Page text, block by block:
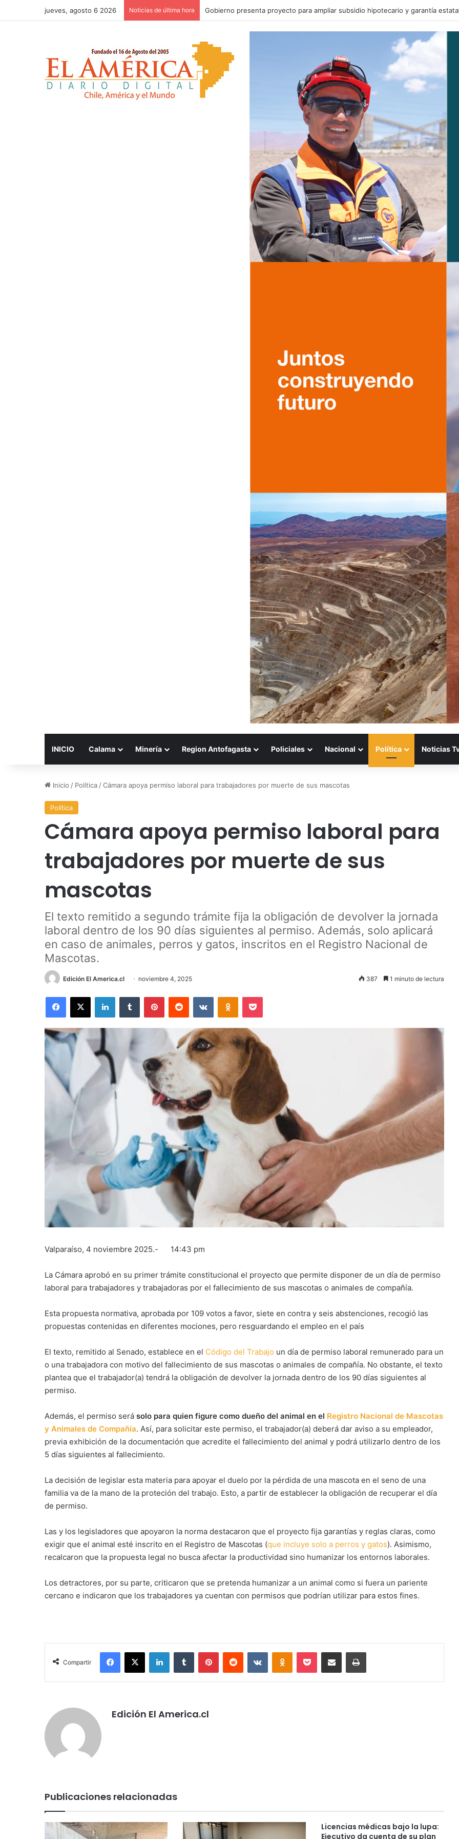
jueves, agosto 6 2026 Noticias de última hora Congreso despacha Plan de Reconstrucción Nacional y Desarrollo Económico y
INICIO Calama Minería Region Antofagasta Policiales Nacional Política Noticias
Inicio / Política /Cámara apoya permiso laboral para trabajadores por muerte de sus mascotas
Política
Cámara apoya permiso laboral para
trabajadores por muerte de sus
mascotas
El texto remitido a segundo trámite fija la obligación de devolver la jornada
laboral dentro de los 90 días siguientes al permiso. Además, solo aplicará
en caso de animales, perros y gatos, inscritos en el Registro Nacional de
Mascotas.
Edición El America.cl noviembre 4, 2025 387 1 minuto de lectura
Facebook
X LinkedInTumblr PinterestReddit VKontakteOdnoklassniki
Pocket
Valparaíso, 4 noviembre 2025.- 14:43 pm
La Cámara aprobó en su primer trámite constitucional el proyecto que permite disponer de un día de permiso
laboral para trabajadores y trabajadoras por el fallecimiento de sus mascotas o animales de compañía.
Esta propuesta normativa, aprobada por 109 votos a favor, siete en contra y seis abstenciones, recogió las
propuestas contenidas en diferentes mociones, pero resguardando el empleo en el país
El texto, remitido al Senado, establece en el Código del Trabajo un día de permiso laboral remunerado para un
o una trabajadora con motivo del fallecimiento de sus mascotas o animales de compañía. No obstante, el texto
plantea que el trabajador(a) tendrá la obligación de devolver la jornada dentro de los 90 días siguientes al
permiso.
Además, el permiso será solo para quien figure como dueño del animal en el Registro Nacional de Mascotas
y Animales de Compañía. Así, para solicitar este permiso, el trabajador(a) deberá dar aviso a su empleador,
previa exhibición de la documentación que acredite el fallecimiento del animal y podrá utilizarlo dentro de los
5 días siguientes al fallecimiento.
La decisión de legislar esta materia para apoyar el duelo por la pérdida de una mascota en el seno de una
familia va de la mano de la proteción del trabajo. Esto, a partir de establecer la obligación de recuperar el día
de permiso.
Las y los legisladores que apoyaron la norma destacaron que el proyecto fija garantías y reglas claras, como
exigir que el animal esté inscrito en el Registro de Mascotas (que incluye solo a perros y gatos). Asimismo,
recalcaron que la propuesta legal no busca afectar la productividad sino humanizar los entornos laborales.
Los detractores, por su parte, criticaron que se pretenda humanizar a un animal como si fuera un pariente
cercano e indicaron que los trabajadores ya cuentan con permisos que podrían utilizar para estos fines.
Compartir
Facebook
X LinkedInTumblr PinterestReddit VKontakteOdnoklassniki
Pocket Compartir via email Imprimir
Edición El America.cl
Publicaciones relacionadas
Licencias médicas bajo la lupa:
Ejecutivo da cuenta de su plan